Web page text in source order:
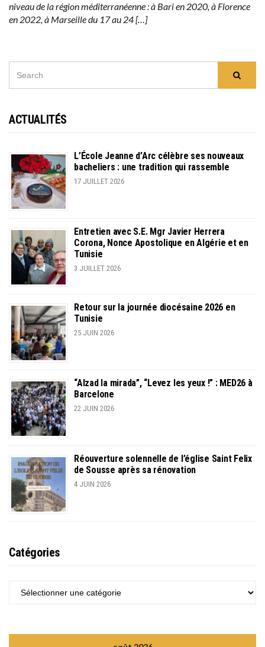
niveau de la région méditerranéenne : à Bari en 2020, à Florence
en 2022, à Marseille du 17 au 24 […]
ACTUALITÉS
L’École Jeanne d’Arc célèbre ses nouveaux
bacheliers : une tradition qui rassemble
17 JUILLET 2026
Entretien avec S.E. Mgr Javier Herrera
Corona, Nonce Apostolique en Algérie et en
Tunisie
3 JUILLET 2026
Retour sur la journée diocésaine 2026 en
Tunisie
25 JUIN 2026
“Alzad la mirada”, “Levez les yeux !” : MED26 à
Barcelone
22 JUIN 2026
Réouverture solennelle de l’église Saint Felix
de Sousse après sa rénovation
4 JUIN 2026
Catégories
CATÉGORIES